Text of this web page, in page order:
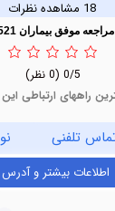
بیماران 2521
ارتباطی این دکتر
نوبت دهی
بیشتر و آدرس